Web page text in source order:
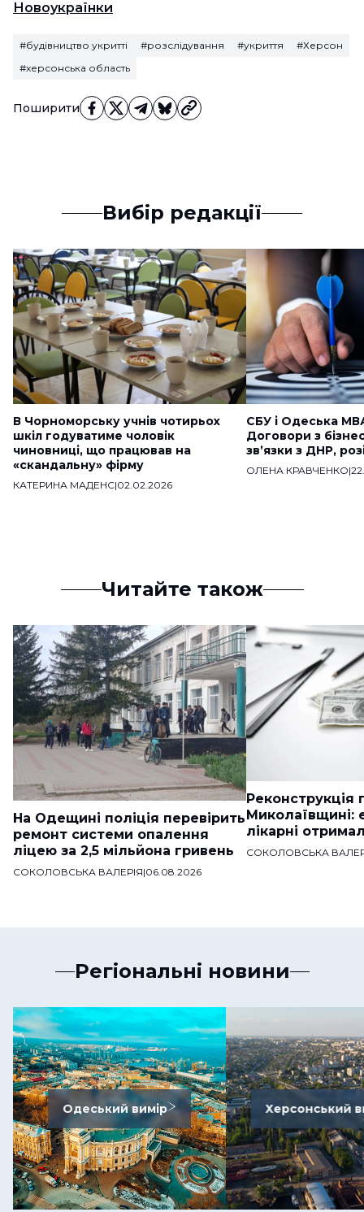
Поширити
Новоукраїнки
#будівництво укритті #розслідування #укриття
#Херсон
#херсонська область
Вибір редакції
В Чорноморську учнів чотирьох
шкіл годуватиме чоловік
чиновниці, що працював на
«скандальну» фірму
КАТЕРИНА МАДЕНС|02.02.2026
СБУ і Одеська
Договори з
звʼязки з ДНР,
ОЛЕНА КРАВЧЕНКО|
Читайте також
На Одещині поліція перевірить
ремонт системи опалення
ліцею за 2,5 мільйона гривень
СОКОЛОВСЬКА ВАЛЕРІЯ|06.08.2026
Реконструкція
Миколаївщині:
лікарні
СОКОЛОВСЬКА
Регіональні новини
Одеський вимір Херсонський